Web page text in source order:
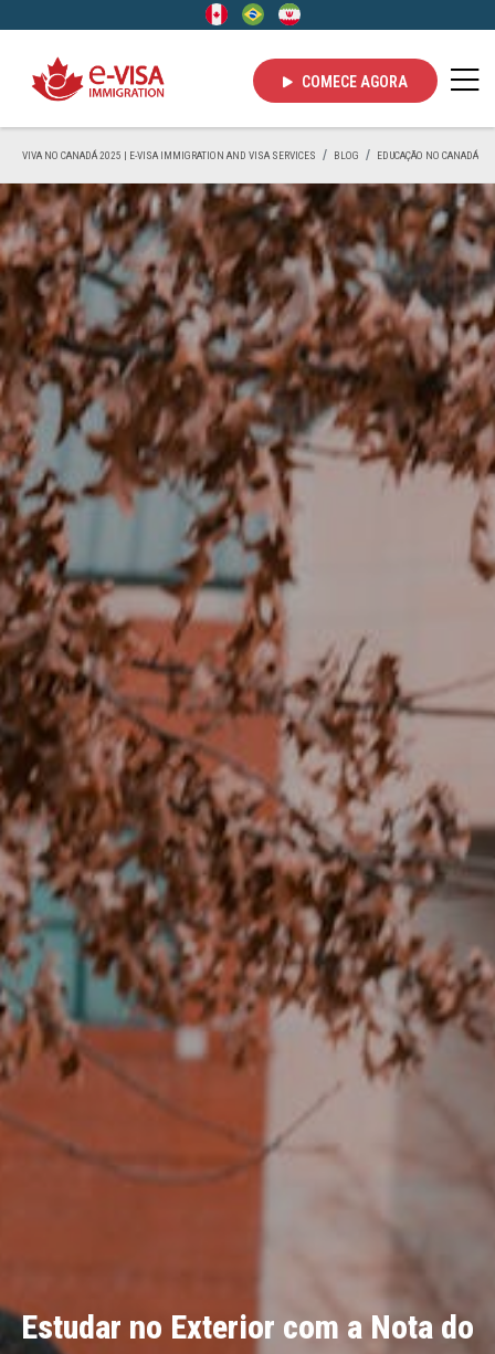
COMECE AGORA
VIVA NO CANADÁ 2025 | E-VISA IMMIGRATION AND VISA SERVICES BLOG EDUCAÇÃO NO CANADÁ
Estudar no Exterior com a Nota do